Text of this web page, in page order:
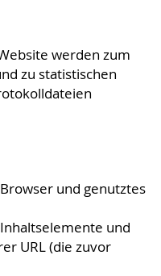
werden zum
zu statistischen
und genutztes
und
URL (die zuvor